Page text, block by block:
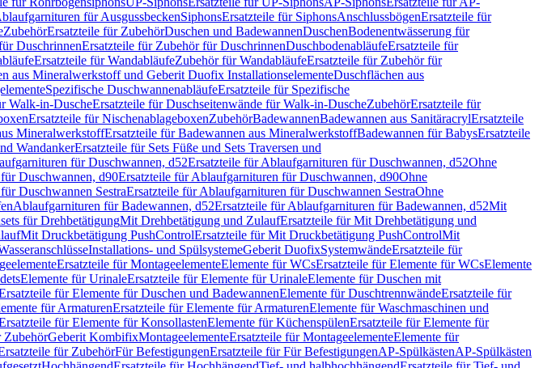
für AusgussbeckenSiphonsErsatzteile für SiphonsAnschlussbögenErsatzteile für
ZubehörErsatzteile für ZubehörDuschen und BadewannenDuschenBodenentwässerung für
DuschrinnenErsatzteile für Zubehör für DuschrinnenDuschbodenabläufeErsatzteile für
Ersatzteile für WandabläufeZubehör für WandabläufeErsatzteile für Zubehör für
aus Mineralwerkstoff und Geberit Duofix InstallationselementeDuschflächen aus
Spezifische DuschwannenabläufeErsatzteile für Spezifische
Walk-in-DuscheErsatzteile für Duschseitenwände für Walk-in-DuscheZubehörErsatzteile für
Ersatzteile für NischenablageboxenZubehörBadewannenBadewannen aus SanitäracrylErsatzteile
MineralwerkstoffErsatzteile für Badewannen aus MineralwerkstoffBadewannen für BabysErsatzteile
WandankerErsatzteile für Sets Füße und Sets Traversen und
für Duschwannen, d52Ersatzteile für Ablaufgarnituren für Duschwannen, d52Ohne
Duschwannen, d90Ersatzteile für Ablaufgarnituren für Duschwannen, d90Ohne
Duschwannen SestraErsatzteile für Ablaufgarnituren für Duschwannen SestraOhne
Ablaufgarnituren für Badewannen, d52Ersatzteile für Ablaufgarnituren für Badewannen, d52Mit
für DrehbetätigungMit Drehbetätigung und ZulaufErsatzteile für Mit Drehbetätigung und
Mit Druckbetätigung PushControlErsatzteile für Mit Druckbetätigung PushControlMit
Installations- und SpülsystemeGeberit DuofixSystemwändeErsatzteile für
Ersatzteile für MontageelementeElemente für WCsErsatzteile für Elemente für WCsElemente
Elemente für UrinaleErsatzteile für Elemente für UrinaleElemente für Duschen mit
für Elemente für Duschen und BadewannenElemente für DuschtrennwändeErsatzteile für
für ArmaturenErsatzteile für Elemente für ArmaturenElemente für Waschmaschinen und
für Elemente für KonsollastenElemente für KüchenspülenErsatzteile für Elemente für
ZubehörGeberit KombifixMontageelementeErsatzteile für MontageelementeElemente für
für ZubehörFür BefestigungenErsatzteile für Für BefestigungenAP-SpülkästenAP-Spülkästen